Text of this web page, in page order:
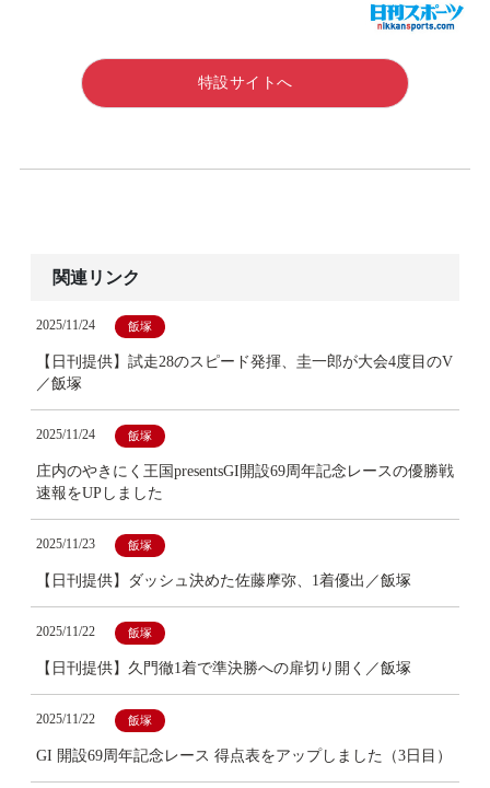
特設サイトへ
関連リンク
2025/11/24 飯塚
【日刊提供】試走28のスピード発揮、圭一郎が大会4度目のV
／飯塚
2025/11/24 飯塚
庄内のやきにく王国presentsGI開設69周年記念レースの優勝戦
速報をUPしました
2025/11/23 飯塚
【日刊提供】ダッシュ決めた佐藤摩弥、1着優出／飯塚
2025/11/22 飯塚
【日刊提供】久門徹1着で準決勝への扉切り開く／飯塚
2025/11/22 飯塚
GI 開設69周年記念レース 得点表をアップしました（3日目）